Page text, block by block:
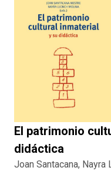
El patrimonio
didáctica
Joan Santacana, Nayra